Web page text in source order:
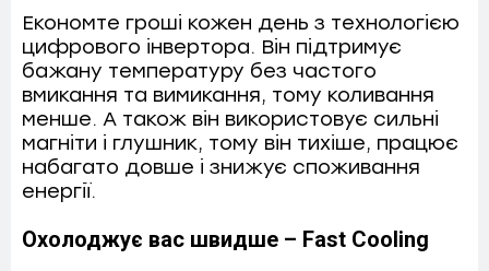
Економте гроші кожен день з технологією
цифрового інвертора. Він підтримує
бажану температуру без частого
вмикання та вимикання, тому коливання
менше. А також він використовує сильні
магніти і глушник, тому він тихіше, працює
набагато довше і знижує споживання
енергії.
Охолоджує вас швидше – Fast Cooling